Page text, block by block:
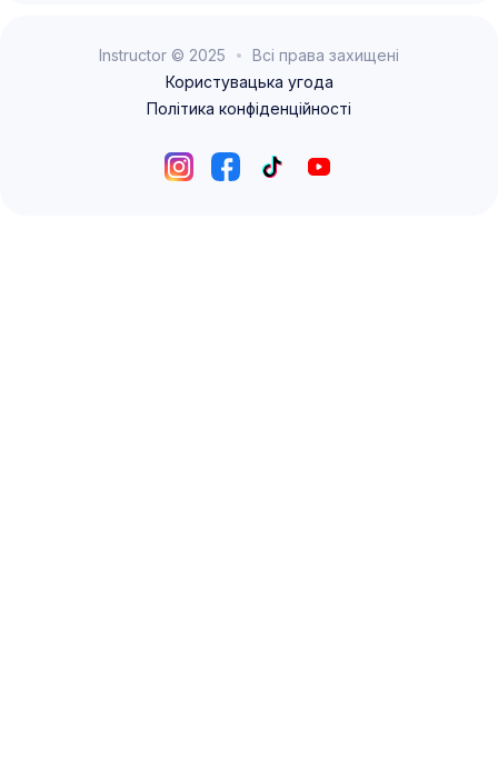
Instructor © 2025
Всі права захищені
Користувацька угода
Політика конфіденційності